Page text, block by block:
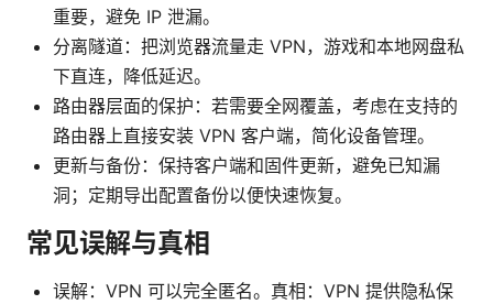
重要，避免 IP 泄漏。
分离隧道：把浏览器流量走 VPN，游戏和本地网盘私
下直连，降低延迟。
路由器层面的保护：若需要全网覆盖，考虑在支持的
路由器上直接安装 VPN 客户端，简化设备管理。
更新与备份：保持客户端和固件更新，避免已知漏
洞；定期导出配置备份以便快速恢复。
常见误解与真相
误解：VPN 可以完全匿名。真相：VPN 提供隐私保